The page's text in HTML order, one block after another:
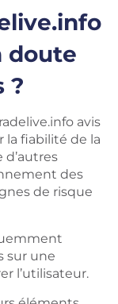
doute
?
avis
la fiabilité de la
d’autres
des
de risque
sur une
l’utilisateur.